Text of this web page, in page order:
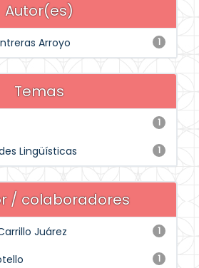
Autor(es)
1
Arroyo
Temas
1
1
Lingüísticas
/ colaboradores
1
Juárez
1